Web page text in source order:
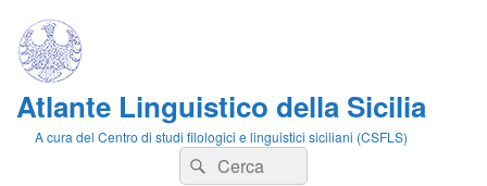
Atlante Linguistico della Sicilia
A cura del Centro di studi filologici e linguistici siciliani (CSFLS)
Cerca:Cerca